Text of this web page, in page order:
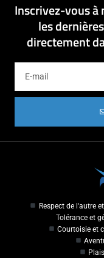
Inscrivez-vous
les
directement
Respect de l'autre
Tolérance et
Courtoisie et